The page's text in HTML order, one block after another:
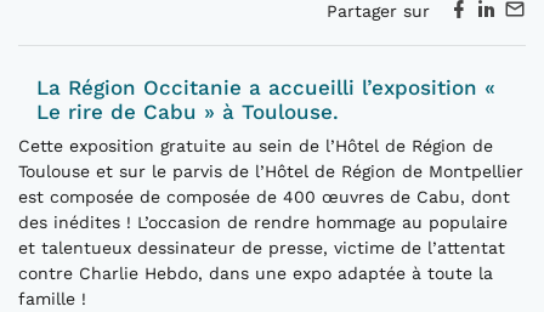
Partager sur
La Région Occitanie a accueilli l’exposition «
Le rire de Cabu » à Toulouse.
Cette exposition gratuite au sein de l’Hôtel de Région de
Toulouse et sur le parvis de l’Hôtel de Région de Montpellier
est composée de composée de 400 œuvres de Cabu, dont
des inédites ! L’occasion de rendre hommage au populaire
et talentueux dessinateur de presse, victime de l’attentat
contre Charlie Hebdo, dans une expo adaptée à toute la
famille !